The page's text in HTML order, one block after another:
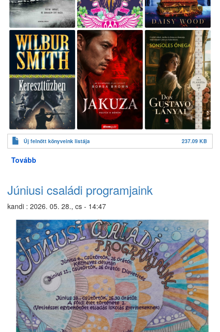
Új felnőtt könyveink listája 237.09 KB
Tovább
felnőtt
Júniusi családi programjaink
kandi : 2026. 05. 28., cs - 14:47